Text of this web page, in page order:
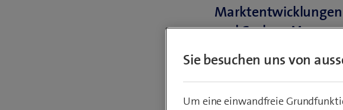
Marktentwicklungen
und Carbon-
unterstützt ESG-
Nachhaltigkeitsziele
transparenter zu
Sie besuchen uns von
Um eine einwandfreie